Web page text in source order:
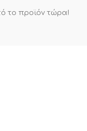
το προϊόν τώρα!